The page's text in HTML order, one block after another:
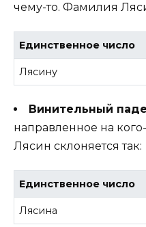
чему-то. Фамилия
Единственное число
Лясину
Винительный
направленное на
Лясин склоняется так:
Единственное число
Лясина